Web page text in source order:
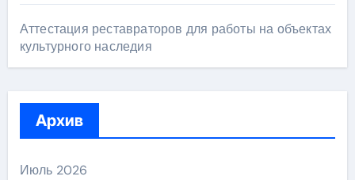
Аттестация реставраторов для работы на объектах
культурного наследия
Архив
Июль 2026